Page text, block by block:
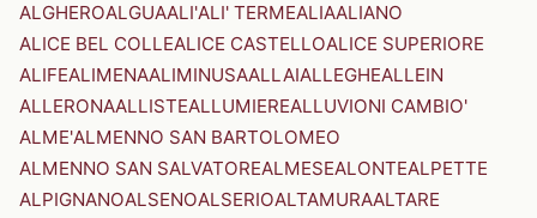
ALGHEROALGUAALI'ALI' TERMEALIAALIANO
ALICE BEL COLLEALICE CASTELLOALICE SUPERIORE
ALIFEALIMENAALIMINUSAALLAIALLEGHEALLEIN
ALLERONAALLISTEALLUMIEREALLUVIONI CAMBIO'
ALME'ALMENNO SAN BARTOLOMEO
ALMENNO SAN SALVATOREALMESEALONTEALPETTE
ALPIGNANOALSENOALSERIOALTAMURAALTARE